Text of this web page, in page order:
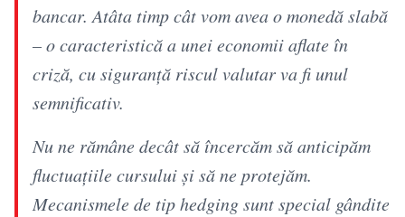
bancar. Atâta timp cât vom avea o monedă slabă
– o caracteristică a unei economii aflate în
criză, cu siguranță riscul valutar va fi unul
semnificativ.
Nu ne rămâne decât să încercăm să anticipăm
fluctuațiile cursului și să ne protejăm.
Mecanismele de tip hedging sunt special gândite